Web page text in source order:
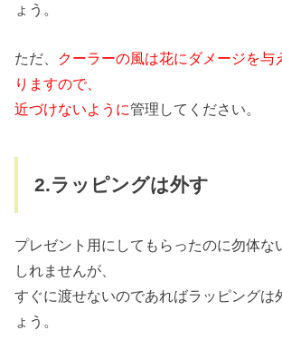
ょう。
ただ、 クーラーの風は花にダメージを与
りますので、
近づけないように管理してください。
2.ラッピングは外す
プレゼント用にしてもらったのに勿体な
しれませんが、
すぐに渡せないのであればラッピングは
ょう。